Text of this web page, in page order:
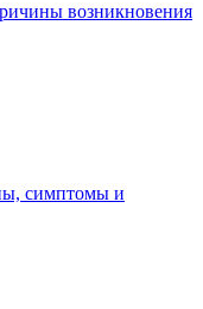
возникновения
симптомы и